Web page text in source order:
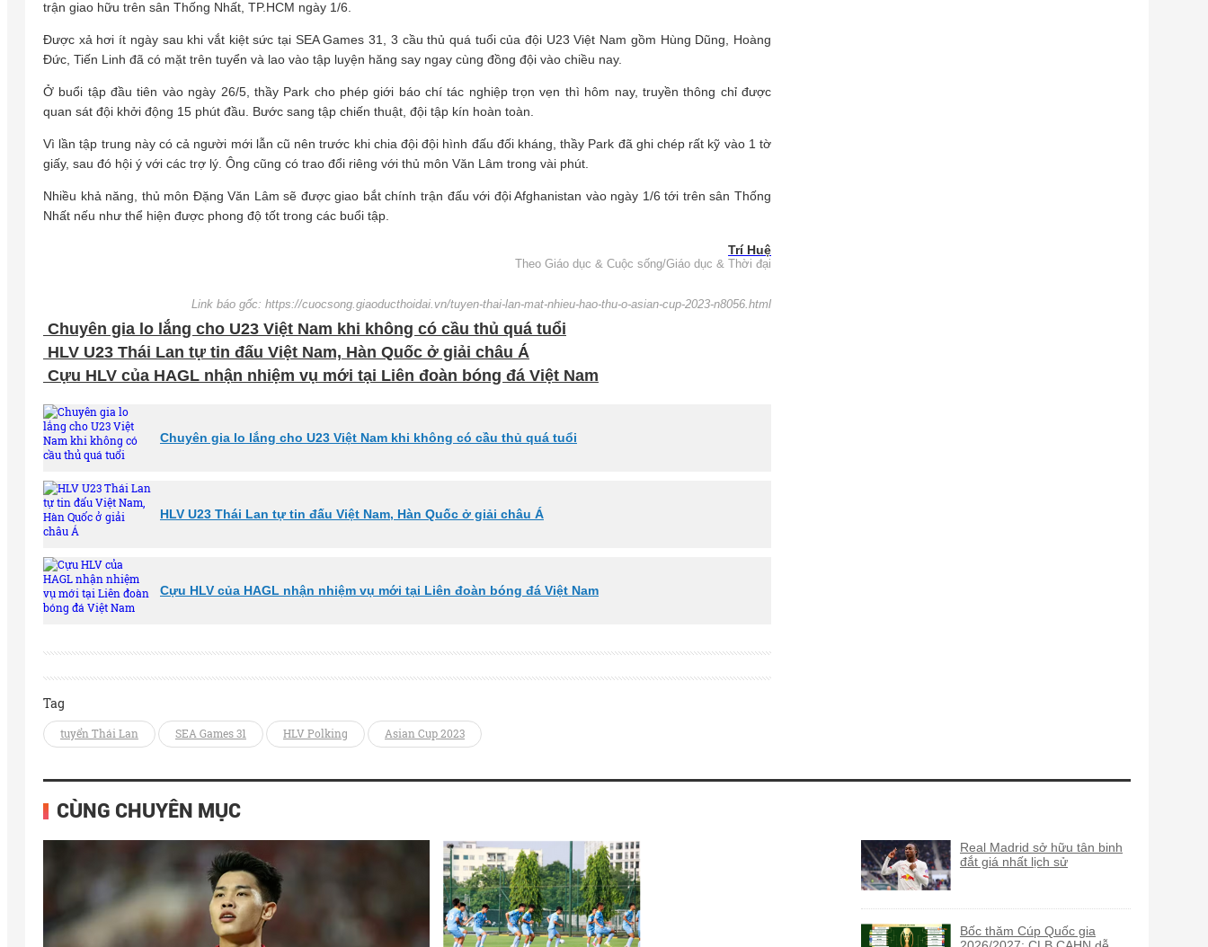
trận giao hữu trên sân Thống Nhất, TP.HCM ngày 1/6.
Được xả hơi ít ngày sau khi vắt kiệt sức tại SEA Games 31, 3 cầu thủ quá tuổi của đội U23 Việt Nam gồm Hùng Dũng, Hoàng
Đức, Tiến Linh đã có mặt trên tuyển và lao vào tập luyện hăng say ngay cùng đồng đội vào chiều nay.
Ở buổi tập đầu tiên vào ngày 26/5, thầy Park cho phép giới báo chí tác nghiệp trọn vẹn thì hôm nay, truyền thông chỉ được
quan sát đội khởi động 15 phút đầu. Bước sang tập chiến thuật, đội tập kín hoàn toàn.
Vì lần tập trung này có cả người mới lẫn cũ nên trước khi chia đội đội hình đấu đối kháng, thầy Park đã ghi chép rất kỹ vào 1 tờ
giấy, sau đó hội ý với các trợ lý. Ông cũng có trao đổi riêng với thủ môn Văn Lâm trong vài phút.
Nhiều khả năng, thủ môn Đặng Văn Lâm sẽ được giao bắt chính trận đấu với đội Afghanistan vào ngày 1/6 tới trên sân Thống
Nhất nếu như thể hiện được phong độ tốt trong các buổi tập.
Trí Huệ
Theo Giáo dục & Cuộc sống/Giáo dục & Thời đại
Link báo gốc: https://cuocsong.giaoducthoidai.vn/tuyen-thai-lan-mat-nhieu-hao-thu-o-asian-cup-2023-n8056.html
Chuyên gia lo lắng cho U23 Việt Nam khi không có cầu thủ quá tuổi
HLV U23 Thái Lan tự tin đấu Việt Nam, Hàn Quốc ở giải châu Á
Cựu HLV của HAGL nhận nhiệm vụ mới tại Liên đoàn bóng đá Việt Nam
Chuyên gia lo lắng cho U23 Việt Nam khi không có cầu thủ quá tuổi
HLV U23 Thái Lan tự tin đấu Việt Nam, Hàn Quốc ở giải châu Á
Cựu HLV của HAGL nhận nhiệm vụ mới tại Liên đoàn bóng đá Việt Nam
Tag
tuyển Thái Lan SEA Games 31 HLV Polking Asian Cup 2023
CÙNG CHUYÊN MỤC
Real Madrid sở hữu tân binh
đắt giá nhất lịch sử
Bốc thăm Cúp Quốc gia